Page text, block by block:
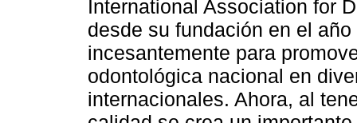
International Association for
desde su fundación en el
incesantemente para
odontológica nacional en
internacionales. Ahora, al